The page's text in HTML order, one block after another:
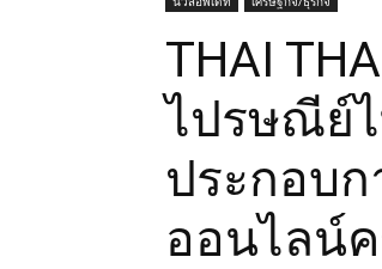
THAI
ไปรษณีย์ไ
ประกอบ
ออนไลน์